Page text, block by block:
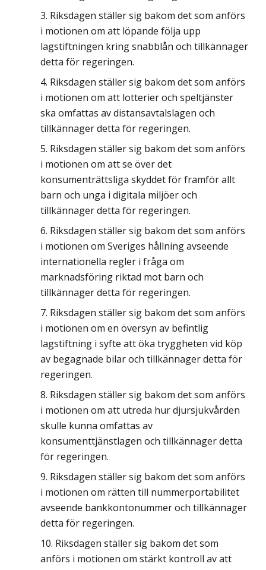
Riksdagen ställer sig bakom det som anförs
i motionen om att löpande följa upp
lagstiftningen kring snabblån och tillkännager
detta för regeringen.
Riksdagen ställer sig bakom det som anförs
i motionen om att lotterier och speltjänster
ska omfattas av distansavtalslagen och
tillkännager detta för regeringen.
Riksdagen ställer sig bakom det som anförs
i motionen om att se över det
konsumenträttsliga skyddet för framför allt
barn och unga i digitala miljöer och
tillkännager detta för regeringen.
Riksdagen ställer sig bakom det som anförs
i motionen om Sveriges hållning avseende
internationella regler i fråga om
marknadsföring riktad mot barn och
tillkännager detta för regeringen.
Riksdagen ställer sig bakom det som anförs
i motionen om en översyn av befintlig
lagstiftning i syfte att öka tryggheten vid köp
av begagnade bilar och tillkännager detta för
regeringen.
Riksdagen ställer sig bakom det som anförs
i motionen om att utreda hur djursjukvården
skulle kunna omfattas av
konsumenttjänstlagen och tillkännager detta
för regeringen.
Riksdagen ställer sig bakom det som anförs
i motionen om rätten till nummerportabilitet
avseende bankkontonummer och tillkännager
detta för regeringen.
Riksdagen ställer sig bakom det som
anförs i motionen om stärkt kontroll av att